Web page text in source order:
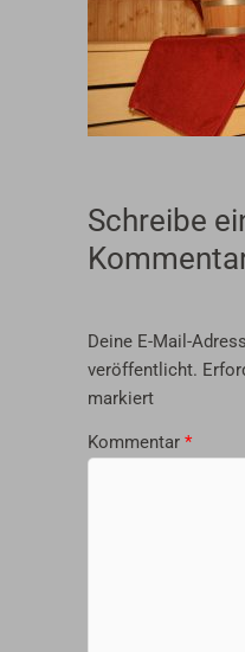
Schreibe
Deine E-Mail-
veröffentlicht.
markiert
Kommentar *